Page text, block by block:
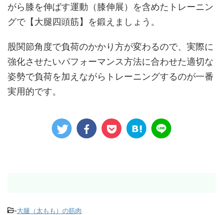
がら膝を伸ばす運動（膝伸展）を含めたトレーニン
グで【大腿四頭筋】を鍛えましょう。
股関節角度で負荷のかかり方が変わるので、実際に
強化させたいパフォーマンス方法に合わせた適切な
姿勢で負荷を加えながらトレーニングするのが一番
実用的です。
-大腿（太もも）の筋肉